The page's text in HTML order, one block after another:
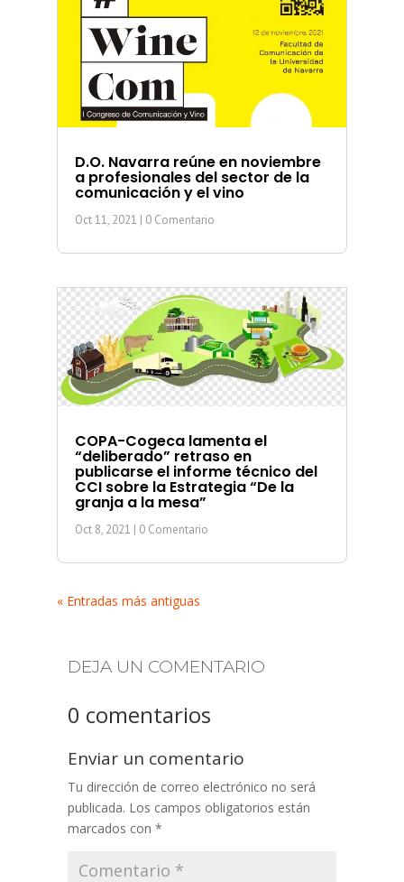
D.O. Navarra reúne en noviembre
a profesionales del sector de la
comunicación y el vino
Oct 11, 2021 | 0 Comentario
COPA-Cogeca lamenta el
“deliberado” retraso en
publicarse el informe técnico del
CCI sobre la Estrategia “De la
granja a la mesa”
Oct 8, 2021 | 0 Comentario
« Entradas más antiguas
DEJA UN COMENTARIO
0 comentarios
Enviar un comentario
Tu dirección de correo electrónico no será
publicada. Los campos obligatorios están
marcados con *